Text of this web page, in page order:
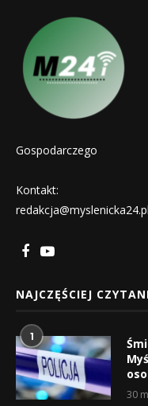
Gospodarczego
Kontakt:
redakcja@myslenicka24.pl
NAJCZĘŚCIEJ
1
30